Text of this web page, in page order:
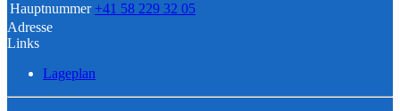
Hauptnummer +41 58 229 32 05
Adresse
Links
Lageplan